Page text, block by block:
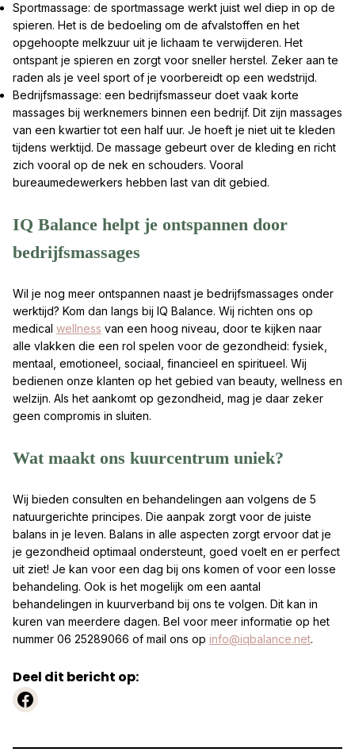
Sportmassage: de sportmassage werkt juist wel diep in op de
spieren. Het is de bedoeling om de afvalstoffen en het
opgehoopte melkzuur uit je lichaam te verwijderen. Het
ontspant je spieren en zorgt voor sneller herstel. Zeker aan te
raden als je veel sport of je voorbereidt op een wedstrijd.
Bedrijfsmassage: een bedrijfsmasseur doet vaak korte
massages bij werknemers binnen een bedrijf. Dit zijn massages
van een kwartier tot een half uur. Je hoeft je niet uit te kleden
tijdens werktijd. De massage gebeurt over de kleding en richt
zich vooral op de nek en schouders. Vooral
bureaumedewerkers hebben last van dit gebied.
IQ Balance helpt je ontspannen door
bedrijfsmassages
Wil je nog meer ontspannen naast je bedrijfsmassages onder
werktijd? Kom dan langs bij IQ Balance. Wij richten ons op
medical wellness van een hoog niveau, door te kijken naar
alle vlakken die een rol spelen voor de gezondheid: fysiek,
mentaal, emotioneel, sociaal, financieel en spiritueel. Wij
bedienen onze klanten op het gebied van beauty, wellness en
welzijn. Als het aankomt op gezondheid, mag je daar zeker
geen compromis in sluiten.
Wat maakt ons kuurcentrum uniek?
Wij bieden consulten en behandelingen aan volgens de 5
natuurgerichte principes. Die aanpak zorgt voor de juiste
balans in je leven. Balans in alle aspecten zorgt ervoor dat je
je gezondheid optimaal ondersteunt, goed voelt en er perfect
uit ziet! Je kan voor een dag bij ons komen of voor een losse
behandeling. Ook is het mogelijk om een aantal
behandelingen in kuurverband bij ons te volgen. Dit kan in
kuren van meerdere dagen. Bel voor meer informatie op het
nummer 06 25289066 of mail ons op info@iqbalance.net.
Deel dit bericht op:
https://www.facebook.com